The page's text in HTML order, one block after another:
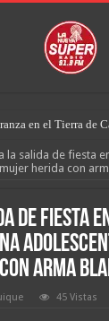
en el Tierra
la salida de fiesta
herida con
de fiesta
arma
45 Vistas